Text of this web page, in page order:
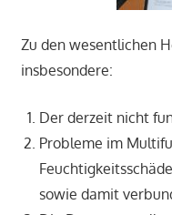
Zu den wesentlichen
insbesondere:
Der derzeit nicht
Probleme im
sowie damit